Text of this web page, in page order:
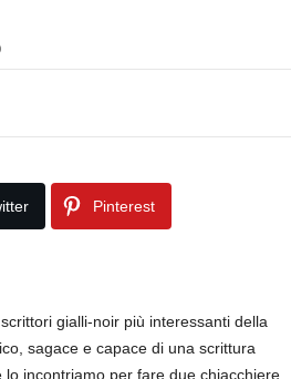
Pinterest
gialli-noir più interessanti della
sagace e capace di una scrittura
incontriamo per fare due chiacchiere